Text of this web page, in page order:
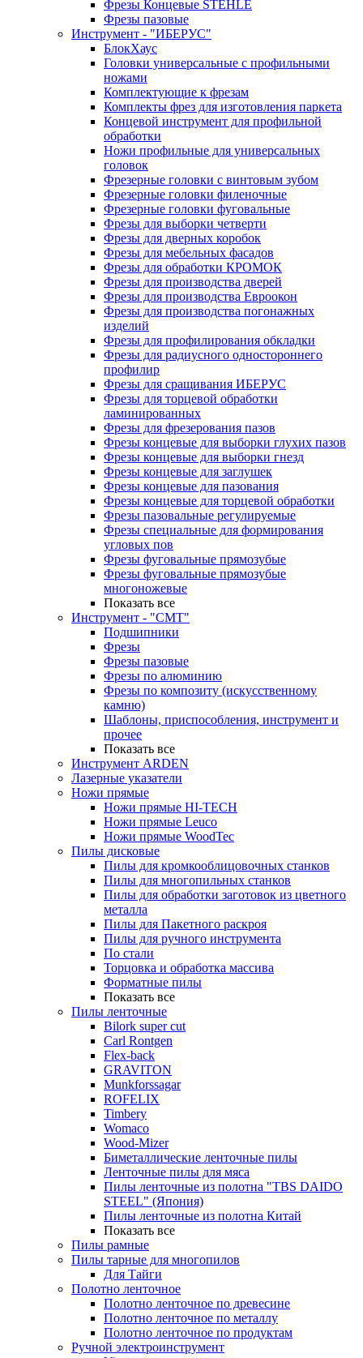
Фрезы Концевые STEHLE
Фрезы пазовые
Инструмент - "ИБЕРУС"
БлокХаус
Головки универсальные с профильными
ножами
Комплектующие к фрезам
Комплекты фрез для изготовления паркета
Концевой инструмент для профильной
обработки
Ножи профильные для универсальных
головок
Фрезерные головки с винтовым зубом
Фрезерные головки филеночные
Фрезерные головки фуговальные
Фрезы для выборки четверти
Фрезы для дверных коробок
Фрезы для мебельных фасадов
Фрезы для обработки КРОМОК
Фрезы для производства дверей
Фрезы для производства Евроокон
Фрезы для производства погонажных
изделий
Фрезы для профилирования обкладки
Фрезы для радиусного одностороннего
профилир
Фрезы для сращивания ИБЕРУС
Фрезы для торцевой обработки
ламинированных
Фрезы для фрезерования пазов
Фрезы концевые для выборки глухих пазов
Фрезы концевые для выборки гнезд
Фрезы концевые для заглушек
Фрезы концевые для пазования
Фрезы концевые для торцевой обработки
Фрезы пазовальные регулируемые
Фрезы специальные для формирования
угловых пов
Фрезы фуговальные прямозубые
Фрезы фуговальные прямозубые
многоножевые
Показать все
Инструмент - "СМТ"
Подшипники
Фрезы
Фрезы пазовые
Фрезы по алюминию
Фрезы по композиту (искусственному
камню)
Шаблоны, приспособления, инструмент и
прочее
Показать все
Инструмент ARDEN
Лазерные указатели
Ножи прямые
Ножи прямые HI-TECH
Ножи прямые Leuco
Ножи прямые WoodTec
Пилы дисковые
Пилы для кромкооблицовочных станков
Пилы для многопильных станков
Пилы для обработки заготовок из цветного
металла
Пилы для Пакетного раскроя
Пилы для ручного инструмента
По стали
Торцовка и обработка массива
Форматные пилы
Показать все
Пилы ленточные
Bilork super cut
Carl Rontgen
Flex-back
GRAVITON
Munkforssagar
ROFELIX
Timbery
Womaco
Wood-Mizer
Биметаллические ленточные пилы
Ленточные пилы для мяса
Пилы ленточные из полотна "TBS DAIDO
STEEL" (Япония)
Пилы ленточные из полотна Китай
Показать все
Пилы рамные
Пилы тарные для многопилов
Для Тайги
Полотно ленточное
Полотно ленточное по древесине
Полотно ленточное по металлу
Полотно ленточное по продуктам
Ручной электроинструмент